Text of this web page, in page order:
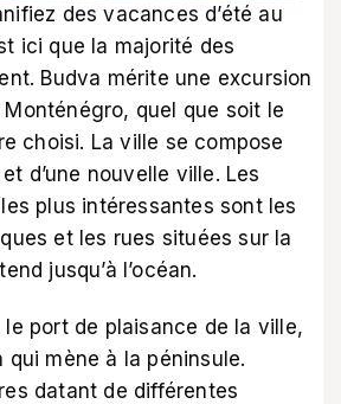
des vacances d’été au
ici que la majorité des
Budva mérite une excursion
Monténégro, quel que soit le
choisi. La ville se compose
d’une nouvelle ville. Les
plus intéressantes sont les
et les rues situées sur la
jusqu’à l’océan.
port de plaisance de la ville,
qui mène à la péninsule.
datant de différentes